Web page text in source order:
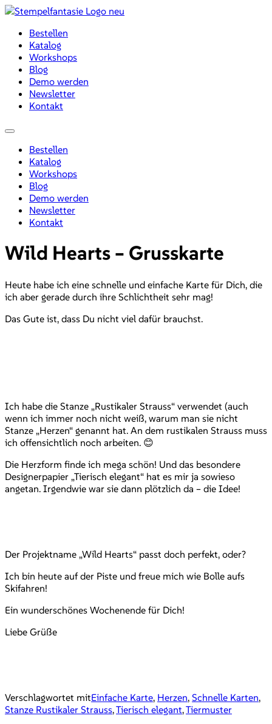
Zum
wechselnBestellen
Katalog
Workshops
Blog
Demo werden
Newsletter
Kontakt
Menü
Bestellen
Katalog
Workshops
Blog
Demo werden
Newsletter
Kontakt
Wild Hearts – Grusskarte
Heute habe ich eine schnelle und einfache Karte für Dich, die
ich aber gerade durch ihre Schlichtheit sehr mag!
Das Gute ist, dass Du nicht viel dafür brauchst.
Ich habe die Stanze „Rustikaler Strauss“ verwendet (auch
wenn ich immer noch nicht weiß, warum man sie nicht
Stanze „Herzen“ genannt hat. An dem rustikalen Strauss muss
ich offensichtlich noch arbeiten. 😊
Die Herzform finde ich mega schön! Und das besondere
Designerpapier „Tierisch elegant“ hat es mir ja sowieso
angetan. Irgendwie war sie dann plötzlich da – die Idee!
Der Projektname „Wild Hearts“ passt doch perfekt, oder?
Ich bin heute auf der Piste und freue mich wie Bolle aufs
Skifahren!
Ein wunderschönes Wochenende für Dich!
Liebe Grüße
Verschlagwortet mitEinfache Karte, Herzen, Schnelle Karten,
Stanze Rustikaler Strauss,Tierisch elegant,Tiermuster